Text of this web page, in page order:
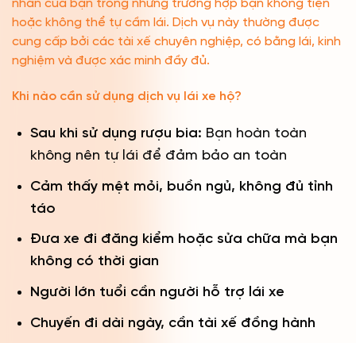
nhân của bạn trong những trường hợp bạn không tiện
hoặc không thể tự cầm lái. Dịch vụ này thường được
cung cấp bởi các tài xế chuyên nghiệp, có bằng lái, kinh
nghiệm và được xác minh đầy đủ.
Khi nào cần sử dụng dịch vụ lái xe hộ?
Sau khi sử dụng rượu bia: Bạn hoàn toàn
không nên tự lái để đảm bảo an toàn
Cảm thấy mệt mỏi, buồn ngủ, không đủ tỉnh
táo
Đưa xe đi đăng kiểm hoặc sửa chữa mà bạn
không có thời gian
Người lớn tuổi cần người hỗ trợ lái xe
Chuyến đi dài ngày, cần tài xế đồng hành